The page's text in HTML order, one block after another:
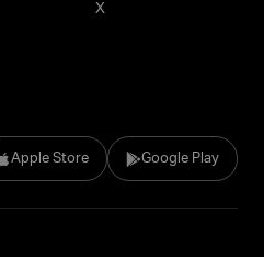
Apple Store Google Play
X